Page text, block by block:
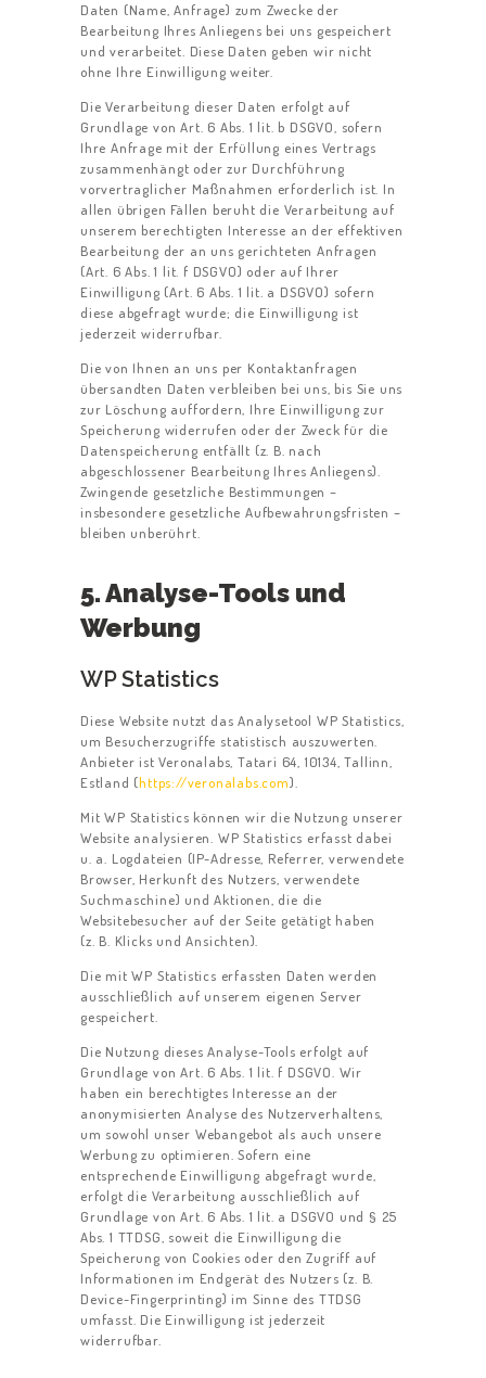
Daten (Name, Anfrage) zum Zwecke der
Bearbeitung Ihres Anliegens bei uns gespeichert
und verarbeitet. Diese Daten geben wir nicht
ohne Ihre Einwilligung weiter.
Die Verarbeitung dieser Daten erfolgt auf
Grundlage von Art. 6 Abs. 1 lit. b DSGVO, sofern
Ihre Anfrage mit der Erfüllung eines Vertrags
zusammenhängt oder zur Durchführung
vorvertraglicher Maßnahmen erforderlich ist. In
allen übrigen Fällen beruht die Verarbeitung auf
unserem berechtigten Interesse an der effektiven
Bearbeitung der an uns gerichteten Anfragen
(Art. 6 Abs. 1 lit. f DSGVO) oder auf Ihrer
Einwilligung (Art. 6 Abs. 1 lit. a DSGVO) sofern
diese abgefragt wurde; die Einwilligung ist
jederzeit widerrufbar.
Die von Ihnen an uns per Kontaktanfragen
übersandten Daten verbleiben bei uns, bis Sie uns
zur Löschung auffordern, Ihre Einwilligung zur
Speicherung widerrufen oder der Zweck für die
Datenspeicherung entfällt (z. B. nach
abgeschlossener Bearbeitung Ihres Anliegens).
Zwingende gesetzliche Bestimmungen –
insbesondere gesetzliche Aufbewahrungsfristen –
bleiben unberührt.
5. Analyse-Tools und
Werbung
WP Statistics
Diese Website nutzt das Analysetool WP Statistics,
um Besucherzugriffe statistisch auszuwerten.
Anbieter ist Veronalabs, Tatari 64, 10134, Tallinn,
Estland (https://veronalabs.com).
Mit WP Statistics können wir die Nutzung unserer
Website analysieren. WP Statistics erfasst dabei
u. a. Logdateien (IP-Adresse, Referrer, verwendete
Browser, Herkunft des Nutzers, verwendete
Suchmaschine) und Aktionen, die die
Websitebesucher auf der Seite getätigt haben
(z. B. Klicks und Ansichten).
Die mit WP Statistics erfassten Daten werden
ausschließlich auf unserem eigenen Server
gespeichert.
Die Nutzung dieses Analyse-Tools erfolgt auf
Grundlage von Art. 6 Abs. 1 lit. f DSGVO. Wir
haben ein berechtigtes Interesse an der
anonymisierten Analyse des Nutzerverhaltens,
um sowohl unser Webangebot als auch unsere
Werbung zu optimieren. Sofern eine
entsprechende Einwilligung abgefragt wurde,
erfolgt die Verarbeitung ausschließlich auf
Grundlage von Art. 6 Abs. 1 lit. a DSGVO und § 25
Abs. 1 TTDSG, soweit die Einwilligung die
Speicherung von Cookies oder den Zugriff auf
Informationen im Endgerät des Nutzers (z. B.
Device-Fingerprinting) im Sinne des TTDSG
umfasst. Die Einwilligung ist jederzeit
widerrufbar.